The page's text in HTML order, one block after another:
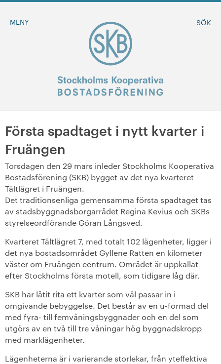
SÖK
MENY
BLI MEDLEM
MINA SIDOR
Om oss
+
Sök ledigt
+
Våra bostäder
Vår boendeform
Jobba hos oss
Första spadtaget i nytt kvarter i
Fruängen
Torsdagen den 29 mars inleder Stockholms Kooperativa
Bostadsförening (SKB) bygget av det nya kvarteret
Tältlägret i Fruängen.
Det traditionsenliga gemensamma första spadtaget tas
av stadsbyggnadsborgarrådet Regina Kevius och SKBs
styrelseordförande Göran Långsved.
Kvarteret Tältlägret 7, med totalt 102 lägenheter, ligger i
det nya bostadsområdet Gyllene Ratten en kilometer
väster om Fruängen centrum. Området är uppkallat
efter Stockholms första motell, som tidigare låg där.
SKB har låtit rita ett kvarter som väl passar in i
omgivande bebyggelse. Det består av en u-formad del
med fyra- till femvåningsbyggnader och en del som
utgörs av en två till tre våningar hög byggnadskropp
med marklägenheter.
Lägenheterna är i varierande storlekar, från yteffektiva